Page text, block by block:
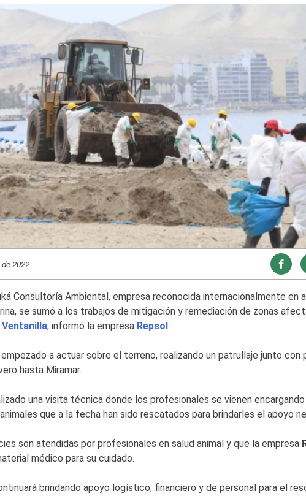
2022
Consultoría Ambiental, empresa reconocida internacionalmente en
se sumó a los trabajos de mitigación y remediación de zonas
Ventanilla, informó la empresa Repsol .
empezado a actuar sobre el terreno, realizando un patrullaje junto con
hasta Miramar.
una visita técnica donde los profesionales se vienen
que a la fecha han sido rescatados para brindarles el apoyo
son atendidas por profesionales en salud animal y que la empresa
médico para su cuidado.
brindando apoyo logístico, financiero y de personal para el